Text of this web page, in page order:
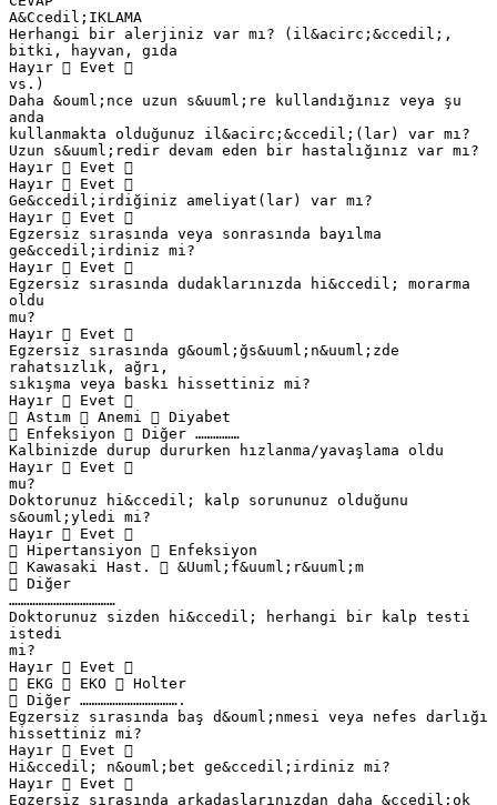
A&Ccedil;IKLAMA
Herhangi bir alerjiniz var mı? (il&acirc;&ccedil;,
bitki, hayvan, gıda
Hayır  Evet 
vs.)
Daha &ouml;nce uzun s&uuml;re kullandığınız veya şu
anda
kullanmakta olduğunuz il&acirc;&ccedil;(lar) var mı?
Uzun s&uuml;redir devam eden bir hastalığınız var mı?
Hayır  Evet 
Hayır  Evet 
Ge&ccedil;irdiğiniz ameliyat(lar) var mı?
Hayır  Evet 
Egzersiz sırasında veya sonrasında bayılma
ge&ccedil;irdiniz mi?
Hayır  Evet 
Egzersiz sırasında dudaklarınızda hi&ccedil; morarma
oldu
mu?
Hayır  Evet 
Egzersiz sırasında g&ouml;ğs&uuml;n&uuml;zde
rahatsızlık, ağrı,
sıkışma veya baskı hissettiniz mi?
Hayır  Evet 
 Astım  Anemi  Diyabet
 Enfeksiyon  Diğer ……………
Kalbinizde durup dururken hızlanma/yavaşlama oldu
Hayır  Evet 
mu?
Doktorunuz hi&ccedil; kalp sorununuz olduğunu
s&ouml;yledi mi?
Hayır  Evet 
 Hipertansiyon  Enfeksiyon
 Kawasaki Hast.  &Uuml;f&uuml;r&uuml;m
 Diğer
………………………………
Doktorunuz sizden hi&ccedil; herhangi bir kalp testi
istedi
mi?
Hayır  Evet 
 EKG  EKO  Holter
 Diğer …………………………….
Egzersiz sırasında baş d&ouml;nmesi veya nefes darlığı
hissettiniz mi?
Hayır  Evet 
Hi&ccedil; n&ouml;bet ge&ccedil;irdiniz mi?
Hayır  Evet 
Egzersiz sırasında arkadaşlarınızdan daha &ccedil;ok